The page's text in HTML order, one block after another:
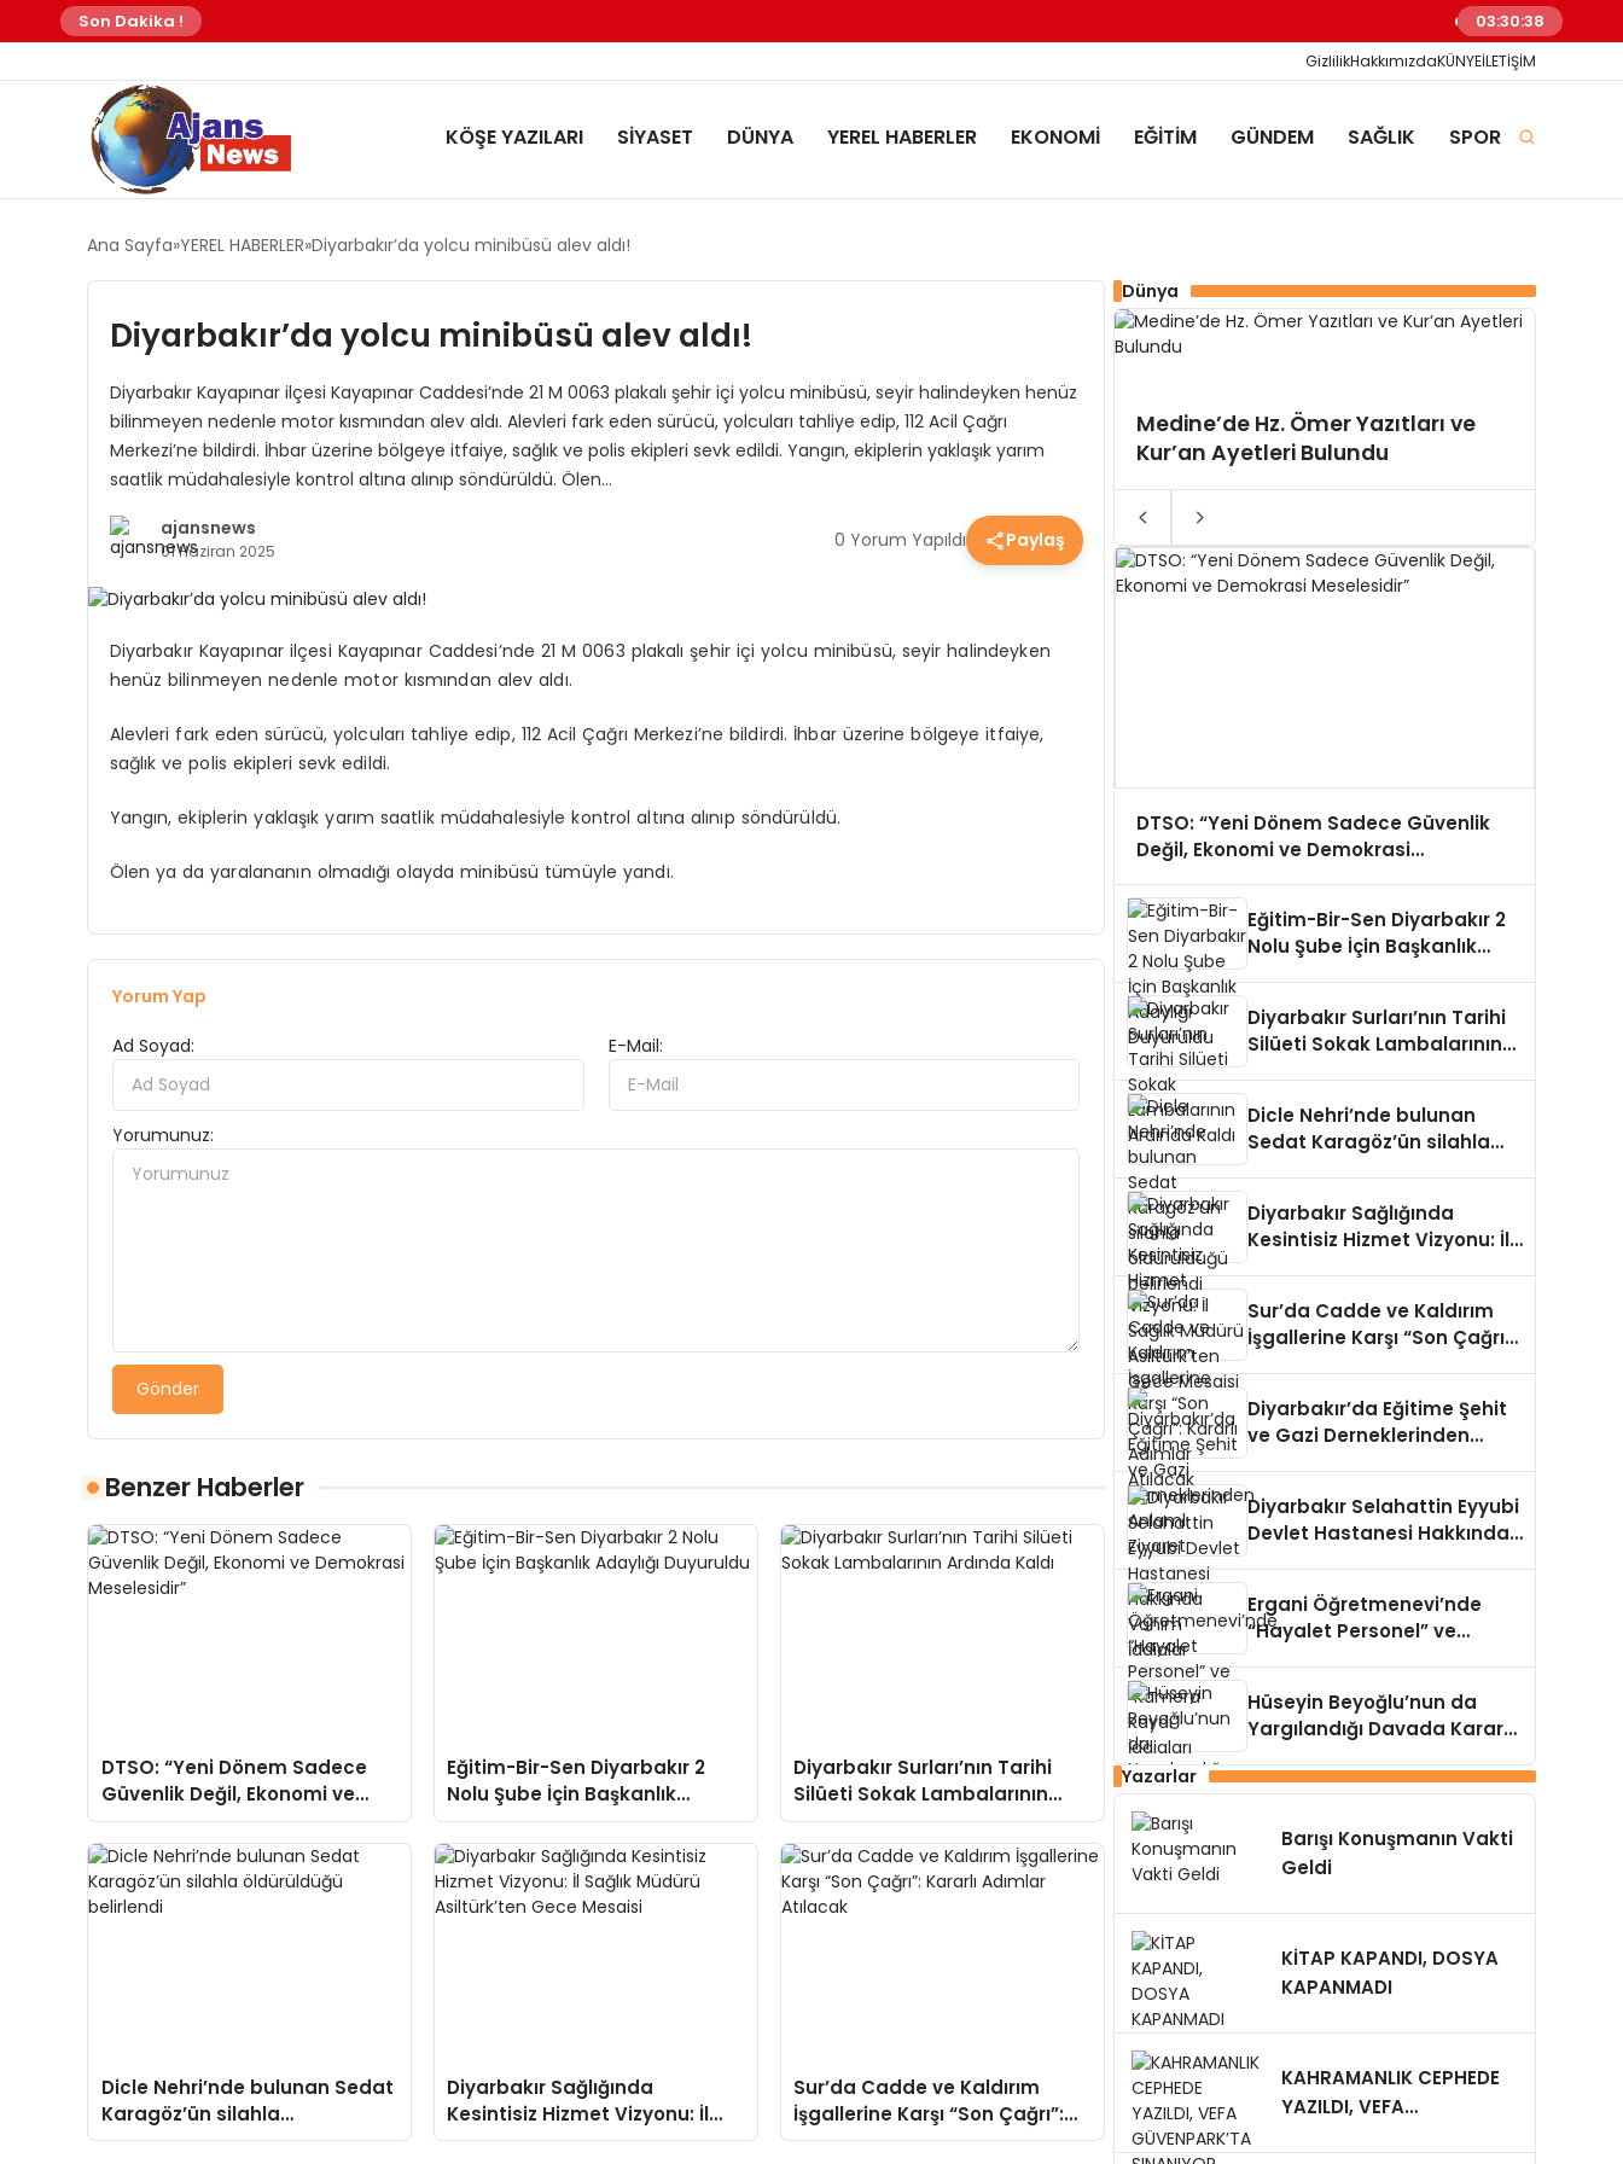
Son Dakika ! Barışı Konuşmanın
03:30:39
GizlilikHakkımızdaKÜNYEİLETİŞİM
KÖŞE YAZILARI SİYASET DÜNYA YEREL HABERLER EKONOMİ EĞİTİM GÜNDEM SAĞLIK SPOR
Ana Sayfa YEREL HABERLER Diyarbakır’da yolcu minibüsü alev aldı!
Diyarbakır’da yolcu minibüsü alev aldı!
Diyarbakır Kayapınar ilçesi Kayapınar Caddesi’nde 21 M 0063 plakalı şehir içi yolcu minibüsü, seyir halindeyken henüz
bilinmeyen nedenle motor kısmından alev aldı. Alevleri fark eden sürücü, yolcuları tahliye edip, 112 Acil Çağrı
Merkezi’ne bildirdi. İhbar üzerine bölgeye itfaiye, sağlık ve polis ekipleri sevk edildi. Yangın, ekiplerin yaklaşık yarım
saatlik müdahalesiyle kontrol altına alınıp söndürüldü. Ölen…
ajansnews
01 Haziran 2025 0 Yorum Yapıldı Paylaş
Diyarbakır Kayapınar ilçesi Kayapınar Caddesi’nde 21 M 0063 plakalı şehir içi yolcu minibüsü, seyir halindeyken
henüz bilinmeyen nedenle motor kısmından alev aldı.
Alevleri fark eden sürücü, yolcuları tahliye edip, 112 Acil Çağrı Merkezi’ne bildirdi. İhbar üzerine bölgeye itfaiye,
sağlık ve polis ekipleri sevk edildi.
Yangın, ekiplerin yaklaşık yarım saatlik müdahalesiyle kontrol altına alınıp söndürüldü.
Ölen ya da yaralananın olmadığı olayda minibüsü tümüyle yandı.
Yorum Yap
Ad Soyad: E-Mail:
Yorumunuz:
Gönder
Benzer Haberler
DTSO: “Yeni Dönem Sadece
Güvenlik Değil, Ekonomi ve
Demokrasi Meselesidir”
Eğitim-Bir-Sen Diyarbakır 2
Nolu Şube İçin Başkanlık
Adaylığı Duyuruldu
Diyarbakır Surları’nın Tarihi
Silüeti Sokak Lambalarının
Ardında Kaldı
Dicle Nehri’nde bulunan Sedat
Karagöz’ün silahla
öldürüldüğü belirlendi
Diyarbakır Sağlığında
Kesintisiz Hizmet Vizyonu: İl
Sağlık Müdürü Asiltürk’ten
Sur’da Cadde ve Kaldırım
İşgallerine Karşı “Son Çağrı”:
Kararlı Adımlar Atılacak
Dünya
Medine’de Hz. Ömer Yazıtları ve
Kur’an Ayetleri Bulundu
DTSO: “Yeni Dönem Sadece Güvenlik
Değil, Ekonomi ve Demokrasi
Eğitim-Bir-Sen Diyarbakır 2
Nolu Şube İçin Başkanlık
Diyarbakır Surları’nın Tarihi
Silüeti Sokak Lambalarının
Dicle Nehri’nde bulunan
Sedat Karagöz’ün silahla
Diyarbakır Sağlığında
Kesintisiz Hizmet Vizyonu: İl
Sur’da Cadde ve Kaldırım
İşgallerine Karşı “Son Çağrı”:
Diyarbakır’da Eğitime Şehit
ve Gazi Derneklerinden
Diyarbakır Selahattin Eyyubi
Devlet Hastanesi Hakkında
Ergani Öğretmenevi’nde
“Hayalet Personel” ve
Hüseyin Beyoğlu’nun da
Yargılandığı Davada Karar
Yazarlar
Barışı Konuşmanın Vakti
Geldi
KİTAP KAPANDI, DOSYA
KAPANMADI
KAHRAMANLIK CEPHEDE
YAZILDI, VEFA